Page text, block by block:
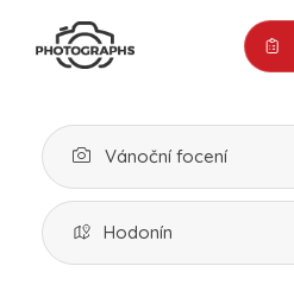
Vánoční focení
Hodonín